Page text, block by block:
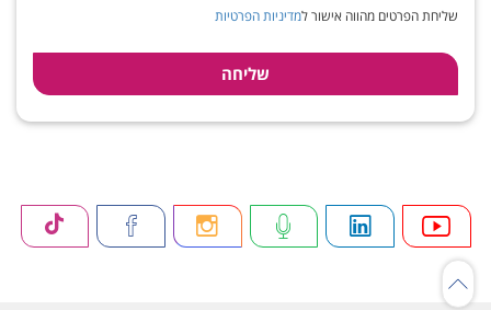
שליחת הפרטים מהווה אישור למדיניות הפרטיות